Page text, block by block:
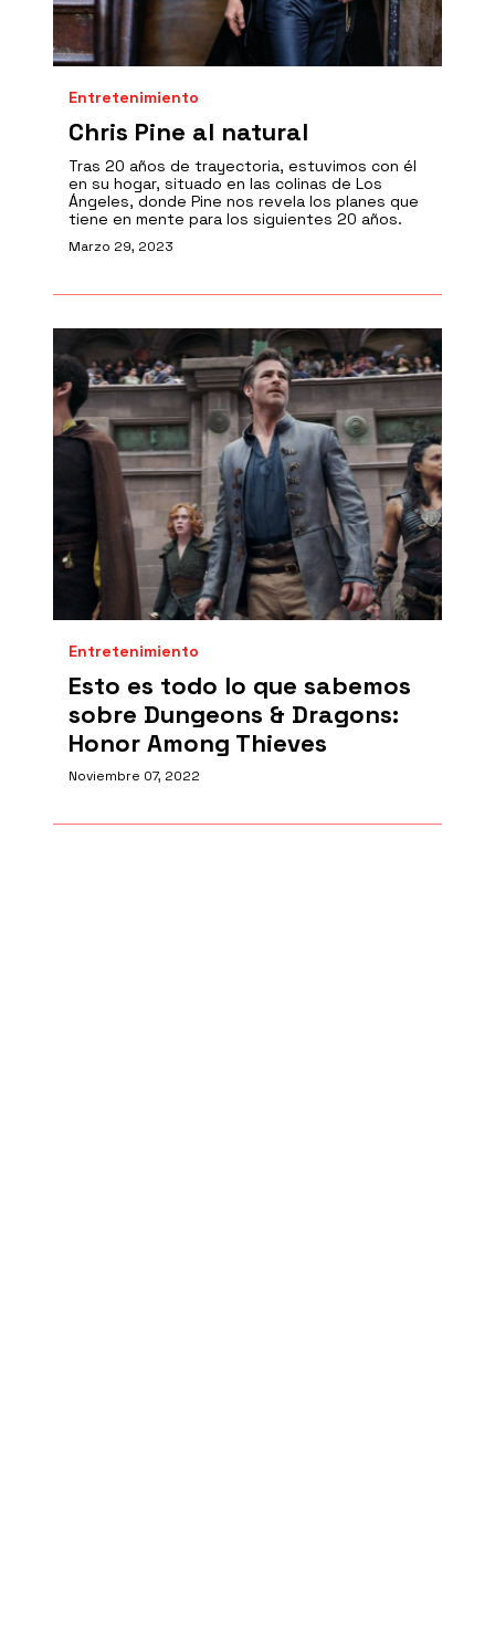
Entretenimiento
Chris Pine al natural
Tras 20 años de trayectoria, estuvimos con él
en su hogar, situado en las colinas de Los
Ángeles, donde Pine nos revela los planes que
tiene en mente para los siguientes 20 años.
Marzo 29, 2023
Entretenimiento
Esto es todo lo que sabemos
sobre Dungeons & Dragons:
Honor Among Thieves
Noviembre 07, 2022